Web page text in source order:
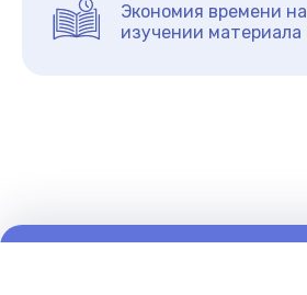
Экономия времени на
изучении материала